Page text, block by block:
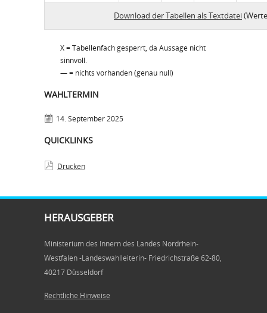
Download der Tabellen als Textdatei
X = Tabellenfach gesperrt, da Aussage nicht
sinnvoll.
— = nichts vorhanden (genau null)
WAHLTERMIN
14. September 2025
QUICKLINKS
Drucken
HERAUSGEBER
Ministerium des Innern des Landes Nordrhein-
Westfalen -Landeswahlleiterin- Friedrichstraße 62-80,
40217 Düsseldorf
Rechtliche Hinweise